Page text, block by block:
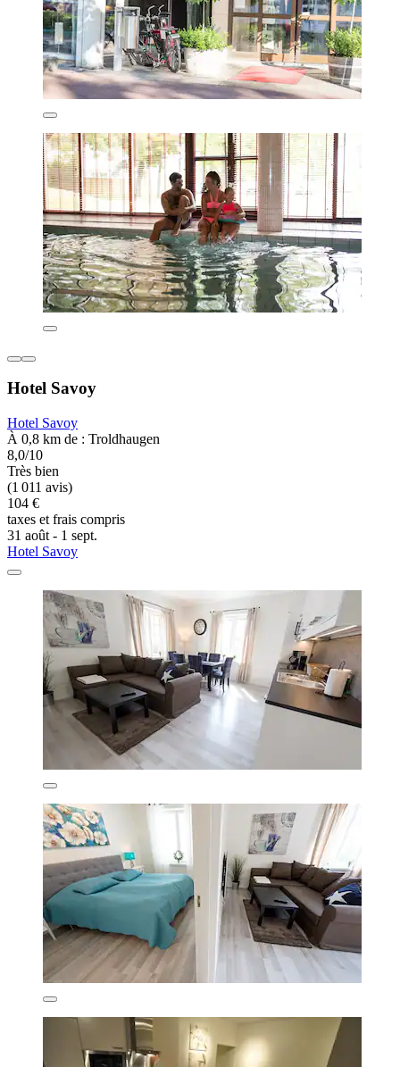
Hotel Savoy
Hotel Savoy
À 0,8 km de : Troldhaugen
8,0/10
Très bien
(1 011 avis)
104 €
taxes et frais compris
31 août - 1 sept.
Hotel Savoy